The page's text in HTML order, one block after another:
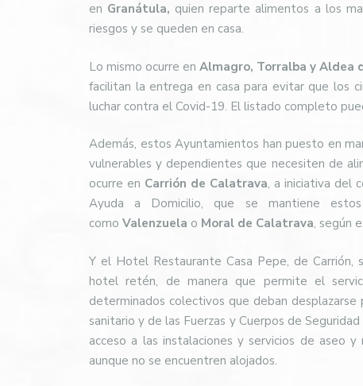
en Granátula, quien reparte alimentos a los
riesgos y se queden en casa.
Lo mismo ocurre enAlmagro, Torralba y Aldea
facilitan la entrega en casa para evitar que los
luchar contra el Covid-19. El listado completo
Además, estos Ayuntamientos han puesto en
vulnerables y dependientes que necesiten de
ocurre en Carrión de Calatrava, a iniciativa del
Ayuda a Domicilio, que se mantiene
como Valenzuela o Moral de Calatrava, según
Y el Hotel Restaurante Casa Pepe, de Carrión,
hotel retén, de manera que permite el
determinados colectivos que deban
sanitario y de las Fuerzas y Cuerpos de
acceso a las instalaciones y servicios de aseo
aunque no se encuentren alojados.